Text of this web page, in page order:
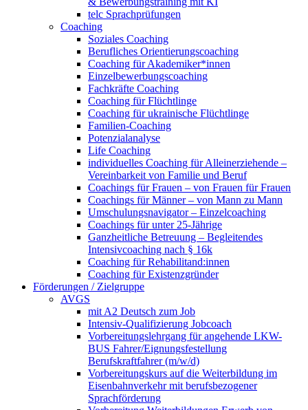
telc Sprachprüfungen
Coaching
Soziales Coaching
Berufliches Orientierungscoaching
Coaching für Akademiker*innen
Einzelbewerbungscoaching
Fachkräfte Coaching
Coaching für Flüchtlinge
Coaching für ukrainische Flüchtlinge
Familien-Coaching
Potenzialanalyse
Life Coaching
individuelles Coaching für Alleinerziehende –
Vereinbarkeit von Familie und Beruf
Coachings für Frauen – von Frauen für Frauen
Coachings für Männer – von Mann zu Mann
Umschulungsnavigator – Einzelcoaching
Coachings für unter 25-Jährige
Ganzheitliche Betreuung – Begleitendes
Intensivcoaching nach § 16k
Coaching für Rehabilitand:innen
Coaching für Existenzgründer
Förderungen / Zielgruppe
AVGS
mit A2 Deutsch zum Job
Intensiv-Qualifizierung Jobcoach
Vorbereitungslehrgang für angehende LKW-
BUS Fahrer/Eignungsfestellung
Berufskraftfahrer (m/w/d)
Vorbereitungskurs auf die Weiterbildung im
Eisenbahnverkehr mit berufsbezogener
Sprachförderung